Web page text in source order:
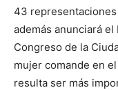
43 representaciones
además anunciará
Congreso de la
mujer comande en
resulta ser más